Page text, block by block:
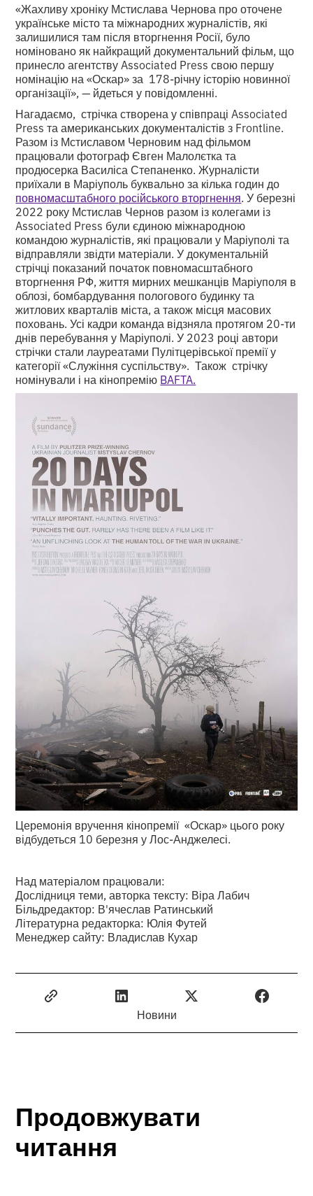
«Жахливу хроніку Мстислава Чернова про оточене
українське місто та міжнародних журналістів, які
залишилися там після вторгнення Росії, було
номіновано як найкращий документальний фільм, що
принесло агентству Associated Press свою першу
номінацію на «Оскар» за 178-річну історію новинної
організації», — йдеться у повідомленні.
Нагадаємо, стрічка створена у співпраці Associated
Press та американських документалістів з Frontline.
Разом із Мстиславом Черновим над фільмом
працювали фотограф Євген Малолєтка та
продюсерка Василіса Степаненко. Журналісти
приїхали в Маріуполь буквально за кілька годин до
повномасштабного російського вторгнення. У березні
2022 року Мстислав Чернов разом із колегами із
Associated Press були єдиною міжнародною
командою журналістів, які працювали у Маріуполі та
відправляли звідти матеріали. У документальній
стрічці показаний початок повномасштабного
вторгнення РФ, життя мирних мешканців Маріуполя в
облозі, бомбардування пологового будинку та
житлових кварталів міста, а також місця масових
поховань. Усі кадри команда відзняла протягом 20-ти
днів перебування у Маріуполі. У 2023 році автори
стрічки стали лауреатами Пулітцерівської премії у
категорії «Служіння суспільству». Також стрічку
номінували і на кінопремію BAFTA.
Церемонія вручення кінопремії «Оскар» цього року
відбудеться 10 березня у Лос-Анджелесі.
Над матеріалом працювали:
Дослідниця теми, авторка тексту: Віра Лабич
Більдредактор: В'ячеслав Ратинський
Літературна редакторка: Юлія Футей
Менеджер сайту: Владислав Кухар
Новини
Продовжувати
читання